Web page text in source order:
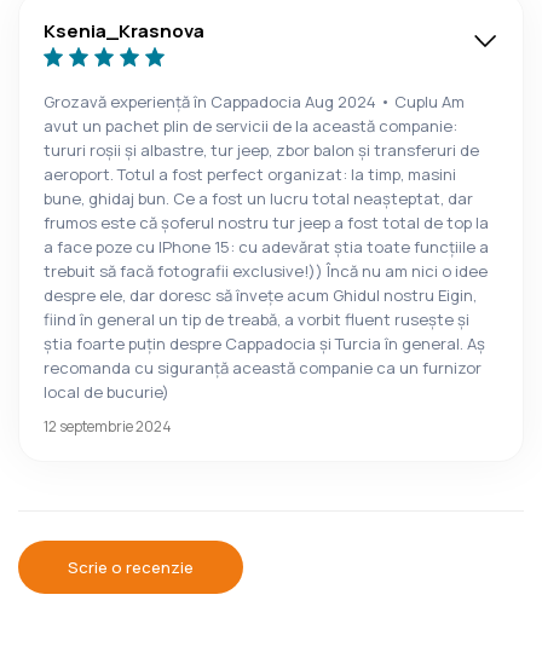
Ksenia_Krasnova
Grozavă experienţă în Cappadocia Aug 2024 • Cuplu Am
avut un pachet plin de servicii de la această companie:
tururi roșii și albastre, tur jeep, zbor balon și transferuri de
aeroport. Totul a fost perfect organizat: la timp, masini
bune, ghidaj bun. Ce a fost un lucru total neașteptat, dar
frumos este că șoferul nostru tur jeep a fost total de top la
a face poze cu IPhone 15: cu adevărat știa toate funcțiile a
trebuit să facă fotografii exclusive!)) Încă nu am nici o idee
despre ele, dar doresc să învețe acum Ghidul nostru Eigin,
fiind în general un tip de treabă, a vorbit fluent ruseşte şi
ştia foarte puţin despre Cappadocia şi Turcia în general. Aș
recomanda cu siguranță această companie ca un furnizor
local de bucurie)
12 septembrie 2024
Scrie o recenzie